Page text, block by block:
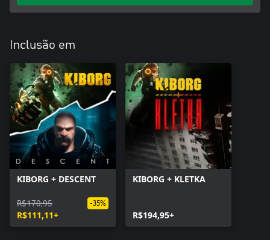
Inclusão em
KIBORG + DESCENT
R$170,95
R$111,11+
-35%
KIBORG + KLETKA
R$194,95+